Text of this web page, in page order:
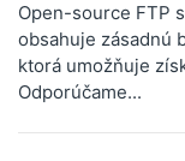
Open-source FTP
obsahuje zásadnú
ktorá umožňuje
Odporúčame...